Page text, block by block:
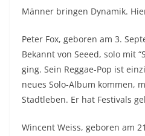
Männer bringen Dynamik.
Peter Fox, geboren am 3.
Bekannt von Seeed, solo mit
ging. Sein Reggae-Pop ist
neues Solo-Album kommen,
Stadtleben. Er hat Festivals
Wincent Weiss, geboren am